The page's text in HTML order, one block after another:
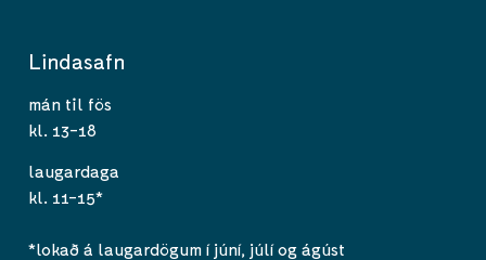
Lindasafn
mán til fös
kl. 13-18
laugardaga
kl. 11-15*
*lokað á laugardögum í júní, júlí og ágúst